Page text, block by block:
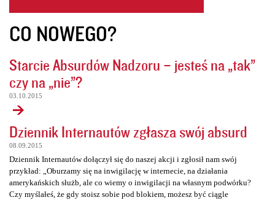
CO NOWEGO?
Starcie Absurdów Nadzoru – jesteś na „tak”
czy na „nie”?
03.10.2015
Dziennik Internautów zgłasza swój absurd
08.09.2015
Dziennik Internautów dołączył się do naszej akcji i zgłosił nam swój
przykład: „Oburzamy się na inwigilację w internecie, na działania
amerykańskich służb, ale co wiemy o inwigilacji na własnym podwórku?
Czy myślałeś, że gdy stoisz sobie pod blokiem, możesz być ciągle